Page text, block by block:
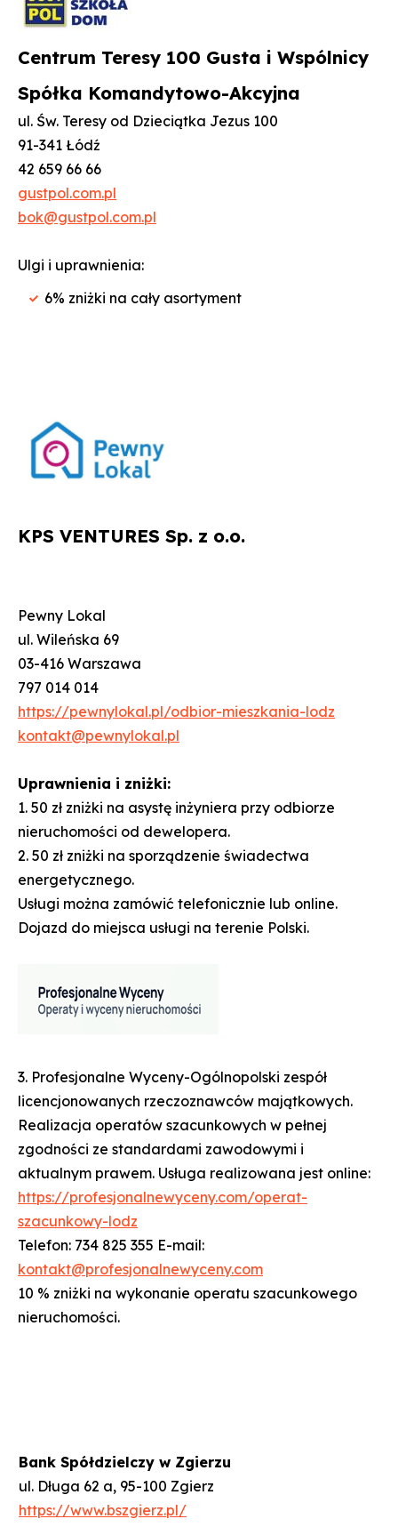
stronie
Centrum Teresy 100 Gusta i Wspólnicy
Spółka Komandytowo-Akcyjna
ul. Św. Teresy od Dzieciątka Jezus 100
91-341 Łódź
42 659 66 66
gustpol.com.pl
bok@gustpol.com.pl
Ulgi i uprawnienia:
6% zniżki na cały asortyment
KPS VENTURES Sp. z o.o.
Pewny Lokal
ul. Wileńska 69
03-416 Warszawa
797 014 014
https://pewnylokal.pl/odbior-mieszkania-lodz
kontakt@pewnylokal.pl
Uprawnienia i zniżki:
1. 50 zł zniżki na asystę inżyniera przy odbiorze
nieruchomości od dewelopera.
2. 50 zł zniżki na sporządzenie świadectwa
energetycznego.
Usługi można zamówić telefonicznie lub online.
Dojazd do miejsca usługi na terenie Polski.
3. Profesjonalne Wyceny-Ogólnopolski zespół
licencjonowanych rzeczoznawców majątkowych.
Realizacja operatów szacunkowych w pełnej
zgodności ze standardami zawodowymi i
aktualnym prawem. Usługa realizowana jest online:
https://profesjonalnewyceny.com/operat-
szacunkowy-lodz
Telefon: 734 825 355 E-mail:
kontakt@profesjonalnewyceny.com
10 % zniżki na wykonanie operatu szacunkowego
nieruchomości.
Bank Spółdzielczy w Zgierzu
ul. Długa 62 a, 95-100 Zgierz
https://www.bszgierz.pl/